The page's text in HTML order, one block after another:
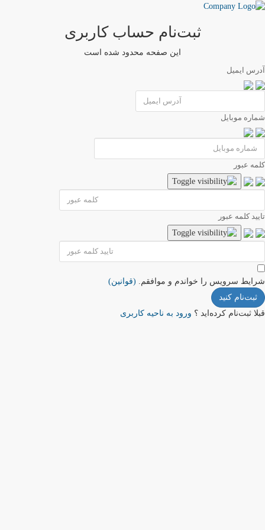
ثبت‌نام حساب کاربری
این صفحه محدود شده است
آدرس ایمیل
شماره موبایل
کلمه عبور
تایید کلمه عبور
شرایط سرویس را خواندم و موافقم. (قوانین)
ثبت‌نام کنید
قبلا ثبت‌نام کرده‌اید ؟ ورود به ناحیه کاربری